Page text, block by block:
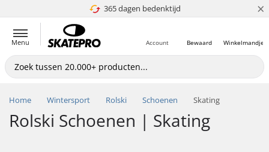
365 dagen bedenktijd
4.8 van 5 ×
Menu Winkelmandje
Bewaard
Account
Home Wintersport Rolski Schoenen Skating
Rolski Schoenen | Skating